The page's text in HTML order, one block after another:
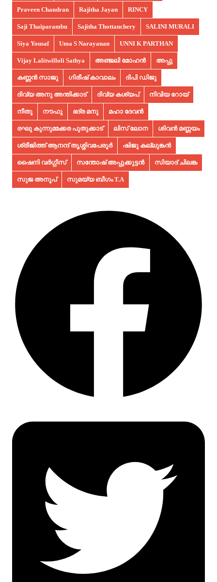
Praveen Chandran Rajitha Jayan RINCY
Saji Thaiparambu Sajitha Thottanchery SALINI MURALI
Siya Yousaf Uma S Narayanan UNNI K PARTHAN
Vijay Lalitwilloli Sathya അഞ്ജലി മോഹൻ അപ്പു
കണ്ണൻ സാജു ഗിരീഷ് കാവാലം ദിപി ഡിജു
ദിവ്യ അനു അന്തിക്കാട് ദിവ്യ കശ്യപ് നിവിയ റോയ്
നീതു നൗഫു ഭദ്ര മനു മഹാ ദേവൻ
രഘു കുന്നുമ്മക്കര പുതുക്കാട് ലിസ് ലോന ശിവൻ മണ്ണയം
ശ്രീജിത്ത് ആനന്ദ് തൃശ്ശിവപേരൂർ ഷിജു കല്ലുങ്കൻ
ഷൈനി വർഗ്ഗീസ് സന്തോഷ് അപ്പുക്കുട്ടൻ സിയാദ് ചിലങ്ക
സുജ അനൂപ്‌ സുമയ്യ ബീഗം T.A